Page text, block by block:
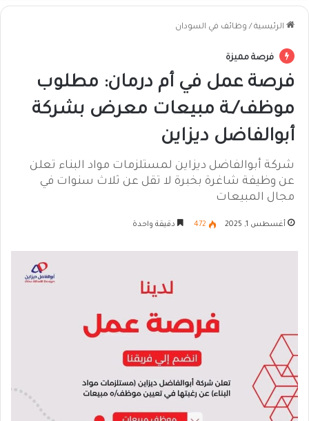
الرئيسية / وظائف في السودان
فرصة مميزة
فرصة عمل في أم درمان: مطلوب
موظف/ـة مبيعات معرض بشركة
أبوالفاضل ديزاين
شركة أبوالفاضل ديزاين لمستلزمات مواد البناء تعلن
عن وظيفة شاغرة بخبرة لا تقل عن ثلاث سنوات في
مجال المبيعات
أغسطس 1, 2025 472 دقيقة واحدة